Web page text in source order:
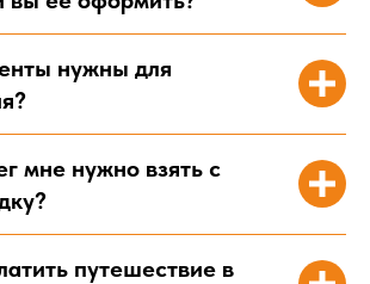
нужны для
мне нужно взять с
путешествие в
вы соглашаетесь с Политикой
пользовательским соглашением